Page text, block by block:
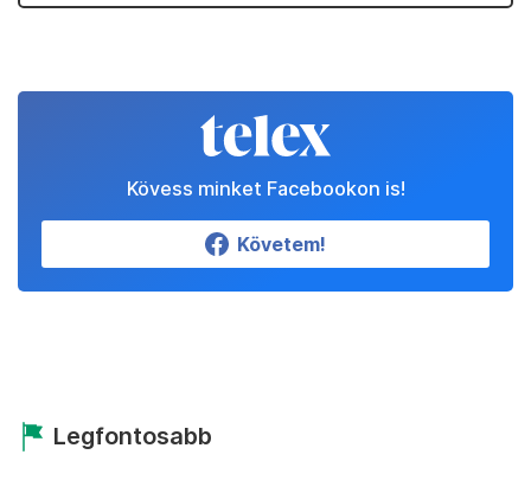
Kövess minket Facebookon is!
Követem!
Legfontosabb